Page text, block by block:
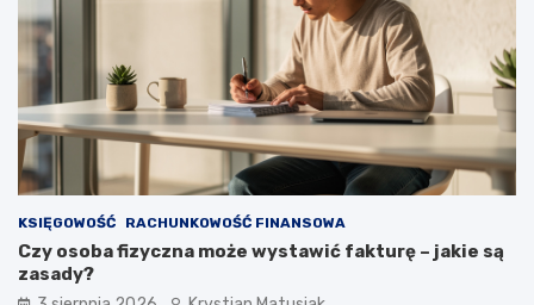
KSIĘGOWOŚĆ RACHUNKOWOŚĆ FINANSOWA
Czy osoba fizyczna może wystawić fakturę – jakie są
zasady?